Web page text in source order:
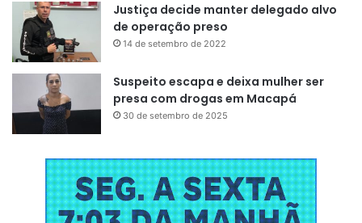
Justiça decide manter delegado alvo
de operação preso
14 de setembro de 2022
Suspeito escapa e deixa mulher ser
presa com drogas em Macapá
30 de setembro de 2025